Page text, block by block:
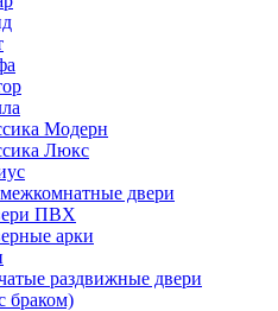
Модерн
Люкс
двери
ПВХ
арки
раздвижные двери
браком)